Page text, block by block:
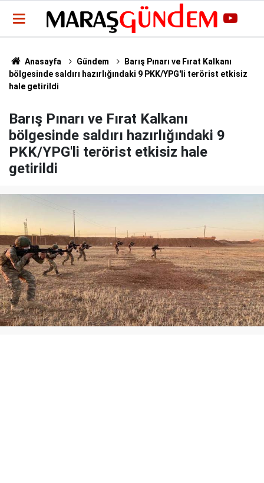
Anasayfa Gündem
Barış Pınarı ve Fırat Kalkanı
bölgesinde saldırı hazırlığındaki 9 PKK/YPG'li terörist etkisiz
hale getirildi
Barış Pınarı ve Fırat Kalkanı
bölgesinde saldırı hazırlığındaki 9
PKK/YPG'li terörist etkisiz hale
getirildi